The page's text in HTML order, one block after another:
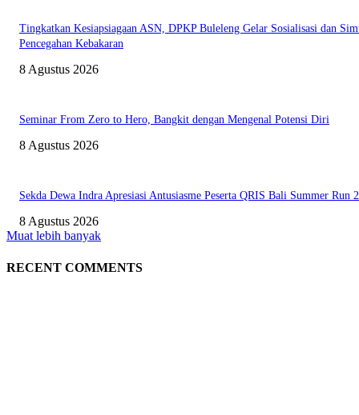
Tingkatkan Kesiapsiagaan ASN, DPKP Buleleng Gelar Sosialisasi dan
Pencegahan Kebakaran
8 Agustus 2026
Seminar From Zero to Hero, Bangkit dengan Mengenal Potensi Diri
8 Agustus 2026
Sekda Dewa Indra Apresiasi Antusiasme Peserta QRIS Bali Summer Run
8 Agustus 2026
Muat lebih banyak
RECENT COMMENTS